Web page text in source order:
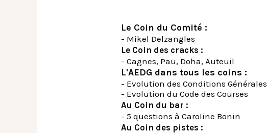
Le Coin du Comité :
- Mikel Delzangles
Le Coin des cracks :
- Cagnes, Pau, Doha, Auteuil
L'AEDG dans tous les coins :
- Evolution des Conditions Générales
- Evolution du Code des Courses
Au Coin du bar :
- 5 questions à Caroline Bonin
Au Coin des pistes :